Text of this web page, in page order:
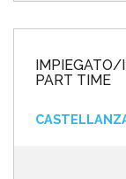
IMPIEGATO/
PART TIME